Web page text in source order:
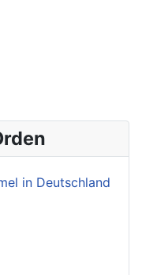
in Deutschland